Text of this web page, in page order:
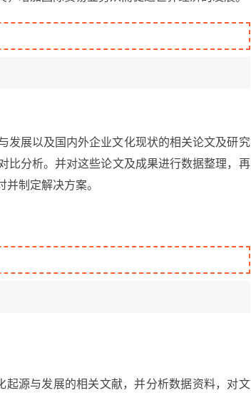
发展以及国内外企业文化现状的相关论文及研究
比分析。并对这些论文及成果进行数据整理，再
制定解决方案。
起源与发展的相关文献，并分析数据资料，对文